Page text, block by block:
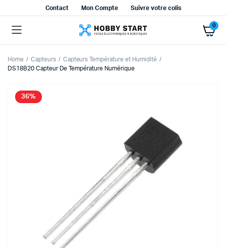
Contact Mon Compte Suivre votre colis
0
Home Capteurs
Capteurs Température et Humidité
DS18B20 Capteur De Température Numérique
36%